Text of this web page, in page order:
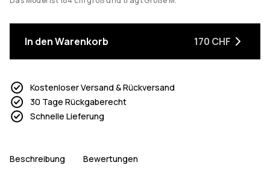
In den Warenkorb 170 CHF
Kostenloser Versand & Rückversand
30 Tage Rückgaberecht
Schnelle Lieferung
Beschreibung Bewertungen